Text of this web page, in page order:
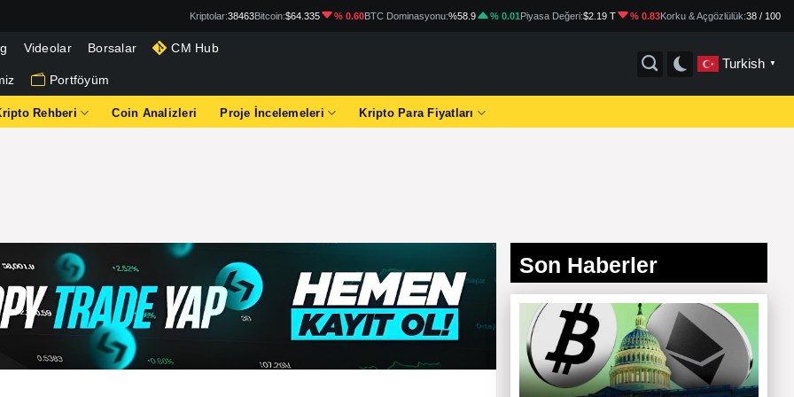
Kriptolar:38463Bitcoin:$64.335 % 0.60BTC Dominasyonu:%58.9 % 0.01Piyasa Değeri:$2.19 T % 0.83Korku & Açgözlülük:38 / 100
Videolar Borsalar CM Hub
Portföyüm
Turkish ▼
Rehberi Coin Analizleri Proje İncelemeleri Kripto Para Fiyatları
Son Haberler